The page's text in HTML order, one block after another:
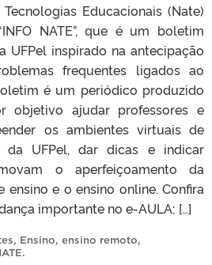
Educacionais (Nate)
NATE”, que é um boletim
UFPel inspirado na antecipação
frequentes ligados ao
é um periódico produzido
ajudar professores e
os ambientes virtuais de
da UFPel, dar dicas e indicar
o aperfeiçoamento da
e o ensino online. Confira
importante no e-AULA; […]
, Ensino, ensino remoto,
.